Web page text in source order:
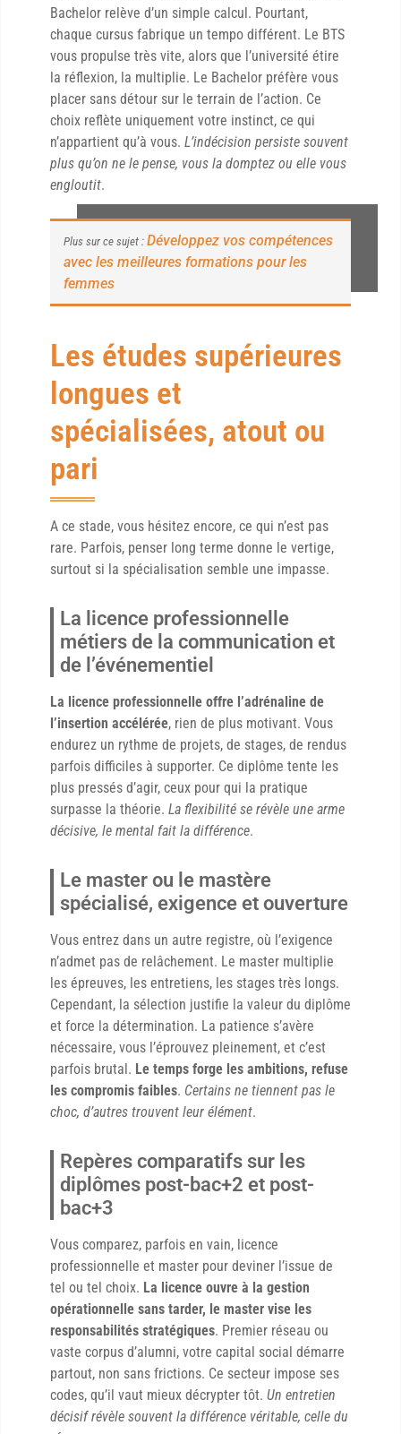
Bachelor relève d’un simple calcul. Pourtant,
chaque cursus fabrique un tempo différent. Le BTS
vous propulse très vite, alors que l’université étire
la réflexion, la multiplie. Le Bachelor préfère vous
placer sans détour sur le terrain de l’action. Ce
choix reflète uniquement votre instinct, ce qui
n’appartient qu’à vous. L’indécision persiste souvent
plus qu’on ne le pense, vous la domptez ou elle vous
engloutit.
Plus sur ce sujet : Développez vos compétences
avec les meilleures formations pour les
femmes
Les études supérieures
longues et
spécialisées, atout ou
pari
A ce stade, vous hésitez encore, ce qui n’est pas
rare. Parfois, penser long terme donne le vertige,
surtout si la spécialisation semble une impasse.
La licence professionnelle
métiers de la communication et
de l’événementiel
La licence professionnelle offre l’adrénaline de
l’insertion accélérée, rien de plus motivant. Vous
endurez un rythme de projets, de stages, de rendus
parfois difficiles à supporter. Ce diplôme tente les
plus pressés d’agir, ceux pour qui la pratique
surpasse la théorie. La flexibilité se révèle une arme
décisive, le mental fait la différence.
Le master ou le mastère
spécialisé, exigence et ouverture
Vous entrez dans un autre registre, où l’exigence
n’admet pas de relâchement. Le master multiplie
les épreuves, les entretiens, les stages très longs.
Cependant, la sélection justifie la valeur du diplôme
et force la détermination. La patience s’avère
nécessaire, vous l’éprouvez pleinement, et c’est
parfois brutal. Le temps forge les ambitions, refuse
les compromis faibles. Certains ne tiennent pas le
choc, d’autres trouvent leur élément.
Repères comparatifs sur les
diplômes post-bac+2 et post-
bac+3
Vous comparez, parfois en vain, licence
professionnelle et master pour deviner l’issue de
tel ou tel choix. La licence ouvre à la gestion
opérationnelle sans tarder, le master vise les
responsabilités stratégiques. Premier réseau ou
vaste corpus d’alumni, votre capital social démarre
partout, non sans frictions. Ce secteur impose ses
codes, qu’il vaut mieux décrypter tôt. Un entretien
décisif révèle souvent la différence véritable, celle du